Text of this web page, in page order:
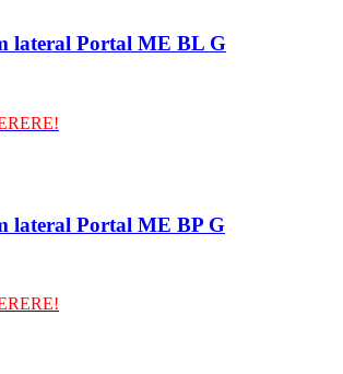
lateral Portal ME BL G
lateral Portal ME BP G